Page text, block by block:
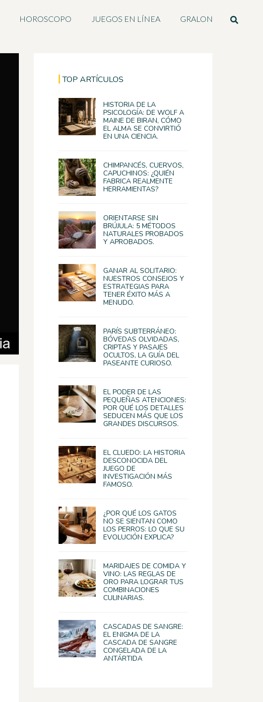
HOROSCOPO JUEGOS EN LÍNEA GRALON
TOP ARTÍCULOS
HISTORIA DE LA
PSICOLOGÍA: DE WOLF A
MAINE DE BIRAN, CÓMO
EL ALMA SE CONVIRTIÓ
EN UNA CIENCIA.
CHIMPANCÉS, CUERVOS,
CAPUCHINOS: ¿QUIÉN
FABRICA REALMENTE
HERRAMIENTAS?
ORIENTARSE SIN
BRÚJULA: 5 MÉTODOS
NATURALES PROBADOS
Y APROBADOS.
GANAR AL SOLITARIO:
NUESTROS CONSEJOS Y
ESTRATEGIAS PARA
TENER ÉXITO MÁS A
MENUDO.
PARÍS SUBTERRÁNEO:
BÓVEDAS OLVIDADAS,
CRIPTAS Y PASAJES
OCULTOS, LA GUÍA DEL
PASEANTE CURIOSO.
EL PODER DE LAS
PEQUEÑAS ATENCIONES:
POR QUÉ LOS DETALLES
SEDUCEN MÁS QUE LOS
GRANDES DISCURSOS.
EL CLUEDO: LA HISTORIA
DESCONOCIDA DEL
JUEGO DE
INVESTIGACIÓN MÁS
FAMOSO.
¿POR QUÉ LOS GATOS
NO SE SIENTAN COMO
LOS PERROS: LO QUE SU
EVOLUCIÓN EXPLICA?
MARIDAJES DE COMIDA Y
VINO: LAS REGLAS DE
ORO PARA LOGRAR TUS
COMBINACIONES
CULINARIAS.
CASCADAS DE SANGRE:
EL ENIGMA DE LA
CASCADA DE SANGRE
CONGELADA DE LA
ANTÁRTIDA